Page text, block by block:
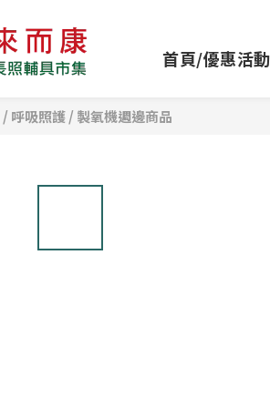
首頁/優惠活動
/呼吸照護/製氧機週邊商品